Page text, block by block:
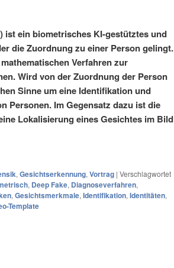
ist ein biometrisches KI-gestütztes und
die Zuordnung zu einer Person gelingt.
Verfahren zur
Wird von der Zuordnung der Person
Sinne um eine Identifikation und
Personen. Im Gegensatz dazu ist die
Lokalisierung eines Gesichtes im Bild
, Gesichtserkennung, Vortrag | Verschlagwortet
, Deep Fake, Diagnoseverfahren,
, Gesichtsmerkmale, Identifikation, Identitäten,
Template